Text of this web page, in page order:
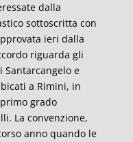
dalla
sottoscritta con
ieri dalla
riguarda gli
e
a Rimini, in
grado
La convenzione,
anno quando le